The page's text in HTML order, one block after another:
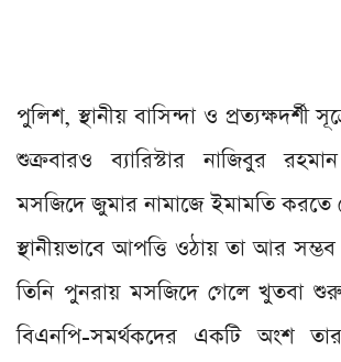
পুলিশ, স্থানীয় বাসিন্দা ও প্রত্যক্ষদর্শী
শুক্রবারও ব্যারিস্টার নাজিবুর
মসজিদে জুমার নামাজে ইমামতি করতে
স্থানীয়ভাবে আপত্তি ওঠায় তা আর সম্ভব
তিনি পুনরায় মসজিদে গেলে খুতবা
বিএনপি-সমর্থকদের একটি অংশ